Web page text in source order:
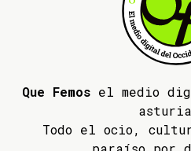
Que Femos el medio
Todo el ocio,